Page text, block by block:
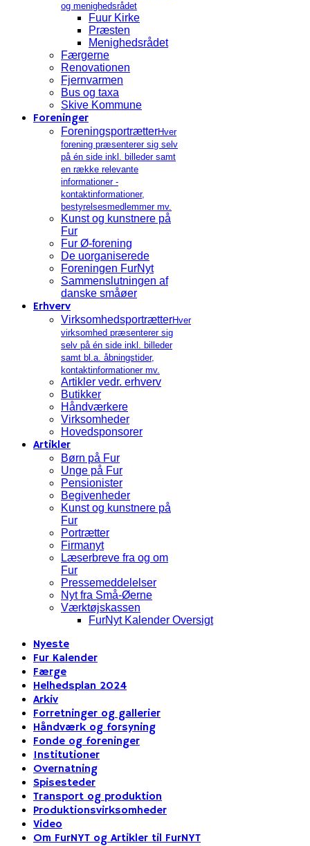
og menighedsrådet
Fuur Kirke
Præsten
Menighedsrådet
Færgerne
Renovationen
Fjernvarmen
Bus og taxa
Skive Kommune
Foreninger
ForeningsportrætterHver
forening præsenterer sig selv
på én side inkl. billeder samt
en række relevante
informationer -
kontaktinformationer,
bestyrelsesmedlemmer mv.
Kunst og kunstnere på
Fur
Fur Ø-forening
De uorganiserede
Foreningen FurNyt
Sammenslutningen af
danske småøer
Erhverv
VirksomhedsportrætterHver
virksomhed præsenterer sig
selv på én side inkl. billeder
samt bl.a. åbningstider,
kontaktinformationer mv.
Artikler vedr. erhverv
Butikker
Håndværkere
Virksomheder
Hovedsponsorer
Artikler
Børn på Fur
Unge på Fur
Pensionister
Begivenheder
Kunst og kunstnere på
Fur
Portrætter
Firmanyt
Læserbreve fra og om
Fur
Pressemeddelelser
Nyt fra Små-Øerne
Værktøjskassen
FurNyt Kalender Oversigt
Nyeste
Fur Kalender
Færge
Helhedsplan 2024
Arkiv
Forretninger og gallerier
Håndværk og forsyning
Fonde og foreninger
Institutioner
Overnatning
Spisesteder
Transport og produktion
Produktionsvirksomheder
Video
Om FurNYT og Artikler til FurNYT